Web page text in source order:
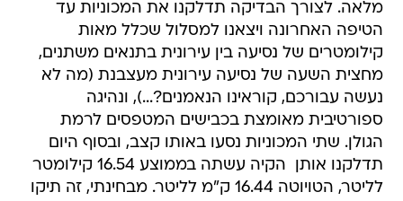
מלאה. לצורך הבדיקה תדלקנו את המכוניות עד
הטיפה האחרונה ויצאנו למסלול שכלל מאות
קילומטרים של נסיעה בין עירונית בתנאים משתנים,
מחצית השעה של נסיעה עירונית מעצבנת (מה לא
נעשה עבורכם, קוראינו הנאמנים?...), ונהיגה
ספורטיבית מאומצת בכבישים המטפסים לרמת
הגולן. שתי המכוניות נסעו באותו קצב, ובסוף היום
תדלקנו אותן  הקיה עשתה בממוצע 16.54 קילומטר
לליטר, הטויוטה 16.44 ק"מ לליטר. מבחינתי, זה תיקו